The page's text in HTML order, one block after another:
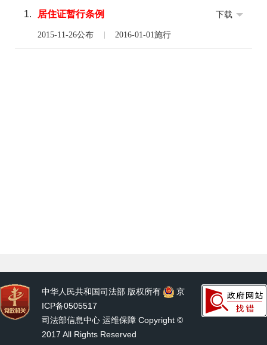
1. 居住证暂行条例
2015-11-26公布 2016-01-01施行
下载
中华人民共和国司法部 版权所有
京
ICP备0505517
司法部信息中心 运维保障 Copyright ©
2017 All Rights Reserved